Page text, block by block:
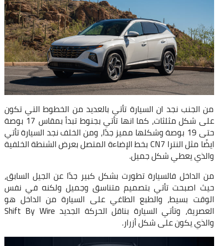
من الجنب نجد ان السيارة تأتي بالعديد من الخطوط التي تكون
على شكل مثلثات، كما انها تأتي بجنوط تبدأ بمقاس 17 بوصة
حتى 19 بوصة وشكلها مميز جدًا، ومن الخلف نجد السيارة تأتي
ايضًا مثل النترا CN7 بخط الإضاءة المتصل بعرض الشنطة الخلفية
والذي يعطي شكل جميل.
من الداخل فالسيارة تطورت بشكل كبير جدًا عن الجيل السابق،
حيث اصبحت تأتي بتصميم متناسق وجميل ولكنه في نفس
الوقت بسيط، والطبع الطاغي على السيارة من الداخل هو
العصرية، وتأتي السيارة بناقل الحركة الجديد Shift By Wire
والذي يكون على شكل أزرار.